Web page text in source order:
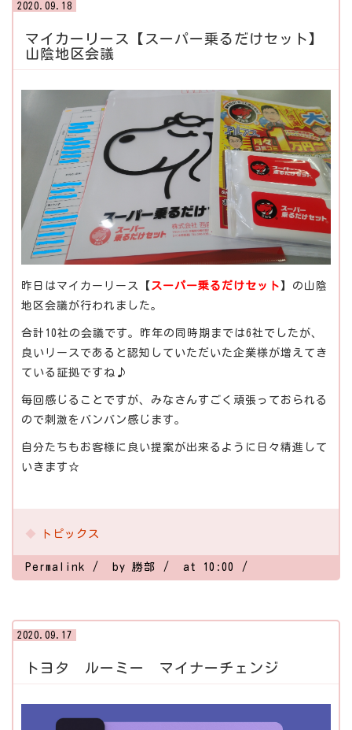
2020.09.18
マイカーリース【スーパー乗るだけセット】
山陰地区会議
昨日はマイカーリース【 スーパー乗るだけセット 】の山陰
地区会議が行われました。
合計10社の会議です。昨年の同時期までは6社でしたが、
良いリースであると認知していただいた企業様が増えてき
ている証拠ですね♪
毎回感じることですが、みなさんすごく頑張っておられる
ので刺激をバンバン感じます。
自分たちもお客様に良い提案が出来るように日々精進して
いきます☆
トピックス
Permalink by 勝部 at 10:00
2020.09.17
トヨタ ルーミー マイナーチェンジ